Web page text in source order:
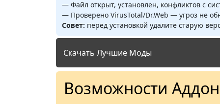
— Файл открыт, установлен, конфликтов с
— Проверено VirusTotal/Dr.Web — угроз не
Совет: перед установкой удалите старую
Скачать Лучшие Моды
Возможности